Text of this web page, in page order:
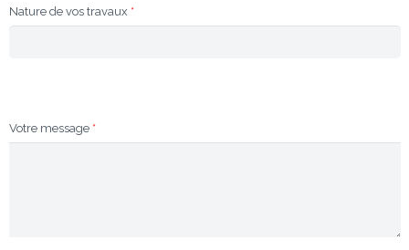
Nature de vos travaux *
Votre message *